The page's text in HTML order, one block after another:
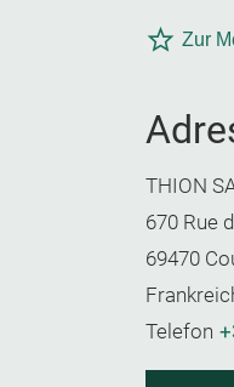
Zur
THION
670 Rue
69470
Telefon